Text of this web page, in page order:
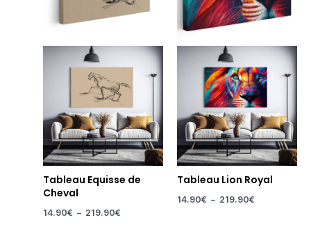
Tableau Equisse de
Cheval
14.90€ – 219.90€
Tableau Lion Royal
14.90€ – 219.90€